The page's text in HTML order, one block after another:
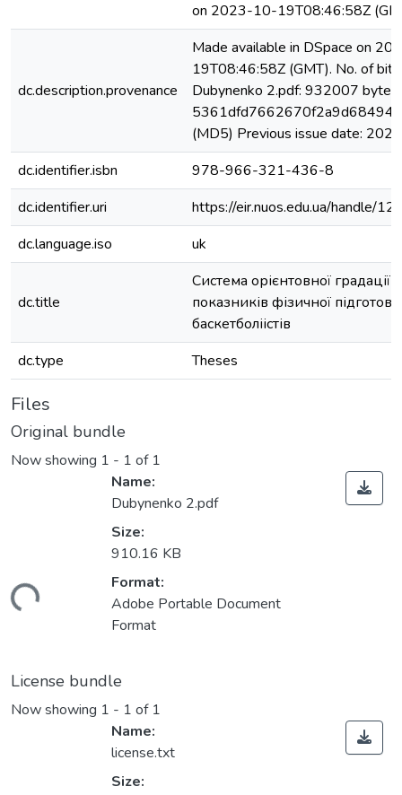
on 2023-10-19T08:46:58Z
dc.description.provenance
Made available in DSpace on
19T08:46:58Z (GMT). No. of
Dubynenko 2.pdf: 932007 bytes,
(MD5) Previous issue date: 2021
dc.identifier.isbn
978-966-321-436-8
dc.identifier.uri
https://eir.nuos.edu.ua/handle/
dc.language.iso
uk
dc.title
Система орієнтовної градації
показників фізичної
баскетболіістів
dc.type
Theses
Files
Original bundle
Now showing 1 - 1 of 1
Name:
Dubynenko 2.pdf
Size:
910.16 KB
Format:
Adobe Portable Document
Format
License bundle
Now showing 1 - 1 of 1
Name:
license.txt
Size: